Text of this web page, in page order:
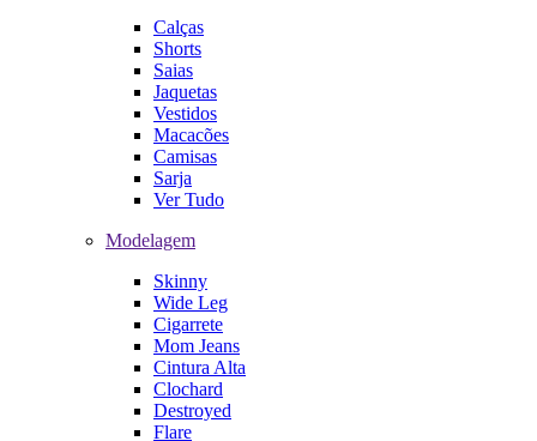
Calças
Shorts
Saias
Jaquetas
Vestidos
Macacões
Camisas
Sarja
Ver Tudo
Modelagem
Skinny
Wide Leg
Cigarrete
Mom Jeans
Cintura Alta
Clochard
Destroyed
Flare